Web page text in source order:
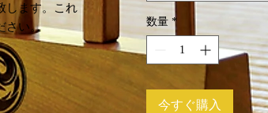
します。これ
さい。
数量 *
今すぐ購入